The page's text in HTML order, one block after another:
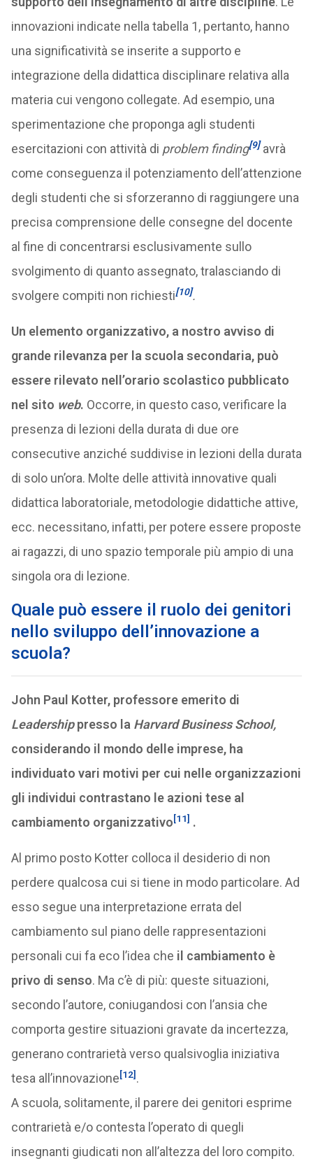
innovazioni indicate nella tabella 1, pertanto, hanno
una significatività se inserite a supporto e
integrazione della didattica disciplinare relativa alla
materia cui vengono collegate. Ad esempio, una
sperimentazione che proponga agli studenti
esercitazioni con attività di problem finding[9] avrà
come conseguenza il potenziamento dell’attenzione
degli studenti che si sforzeranno di raggiungere una
precisa comprensione delle consegne del docente
al fine di concentrarsi esclusivamente sullo
svolgimento di quanto assegnato, tralasciando di
svolgere compiti non richiesti[10].
Un elemento organizzativo, a nostro avviso di
grande rilevanza per la scuola secondaria, può
essere rilevato nell’orario scolastico pubblicato
nel sito web. Occorre, in questo caso, verificare la
presenza di lezioni della durata di due ore
consecutive anziché suddivise in lezioni della durata
di solo un’ora. Molte delle attività innovative quali
didattica laboratoriale, metodologie didattiche attive,
ecc. necessitano, infatti, per potere essere proposte
ai ragazzi, di uno spazio temporale più ampio di una
singola ora di lezione.
Quale può essere il ruolo dei genitori
nello sviluppo dell’innovazione a
scuola?
John Paul Kotter, professore emerito di
Leadershippresso la Harvard Business School,
considerando il mondo delle imprese, ha
individuato vari motivi per cui nelle organizzazioni
gli individui contrastano le azioni tese al
cambiamento organizzativo[11] .
Al primo posto Kotter colloca il desiderio di non
perdere qualcosa cui si tiene in modo particolare. Ad
esso segue una interpretazione errata del
cambiamento sul piano delle rappresentazioni
personali cui fa eco l’idea che il cambiamento è
privo di senso. Ma c’è di più: queste situazioni,
secondo l’autore, coniugandosi con l’ansia che
comporta gestire situazioni gravate da incertezza,
generano contrarietà verso qualsivoglia iniziativa
tesa all’innovazione[12] .
A scuola, solitamente, il parere dei genitori esprime
contrarietà e/o contesta l’operato di quegli
insegnanti giudicati non all’altezza del loro compito.